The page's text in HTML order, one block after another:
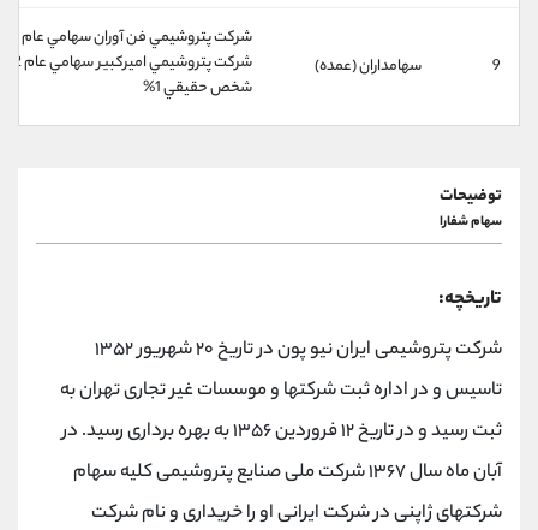
9 سهامداران (عمده)
شركت پتروشيمي فن آوران سهامي عام 48%
شركت پتروشيمي اميركبير سهامي عام 32%
شخص حقيقي 1%
توضیحات
سهام شفارا
تاریخچه:
شرکت پتروشیمی ایران نیو پون در تاریخ ۲۰ شهریور ۱۳۵۲
تاسیس و در اداره ثبت شرکتها و موسسات غیر تجاری تهران به
ثبت رسید و در تاریخ ۱۲ فروردین ۱۳۵۶ به بهره برداری رسید. در
آبان ماه سال ۱۳۶۷ شرکت ملی صنایع پتروشیمی کلیه سهام
شرکتهای ژاپنی در شرکت ایرانی او را خریداری و نام شرکت